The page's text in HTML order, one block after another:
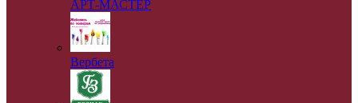
АРТ-МАСТЕР
Вербета